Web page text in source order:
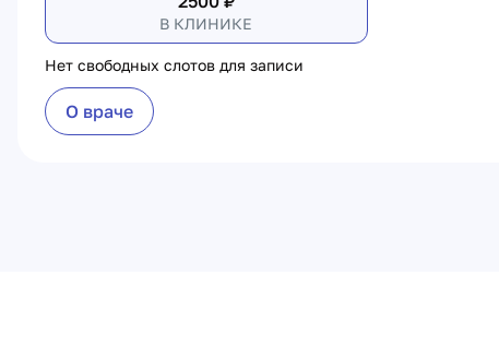
В КЛИНИКЕ
Нет свободных слотов для записи
О враче